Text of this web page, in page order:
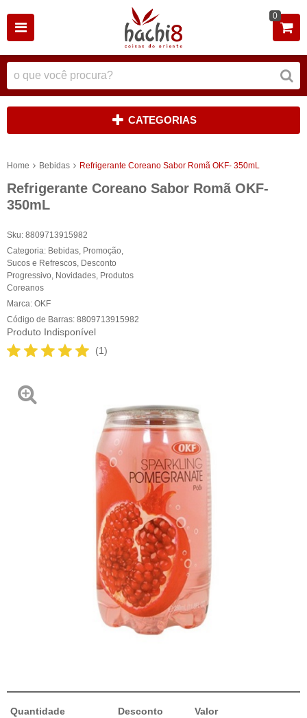
0
CATEGORIAS
Home Bebidas Refrigerante Coreano Sabor Romã OKF- 350mL
Refrigerante Coreano Sabor Romã OKF-
350mL
Sku: 8809713915982
Categoria: Bebidas Promoção
Sucos e Refrescos Desconto
Progressivo Novidades Produtos
Coreanos
Marca: OKF
Código de Barras: 8809713915982
Produto Indisponível
(1)
Quantidade Desconto Valor